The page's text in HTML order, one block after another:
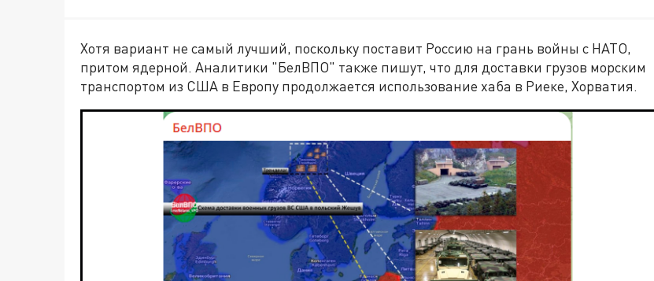
Хотя вариант не самый лучший, поскольку поставит Россию на грань войны с НАТО,
притом ядерной. Аналитики "БелВПО" также пишут, что для доставки грузов морским
транспортом из США в Европу продолжается использование хаба в Риеке, Хорватия.